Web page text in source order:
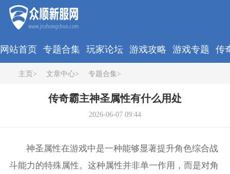
网站首页 专题合集 玩家论坛 游戏攻略 游戏专题 传
主页> 文章中心> 专题合集>
传奇霸主神圣属性有什么用处
2026-06-07 09:44
神圣属性在游戏中是一种能够显著提升角色综合战
斗能力的特殊属性。这种属性并非单一作用，而是对角